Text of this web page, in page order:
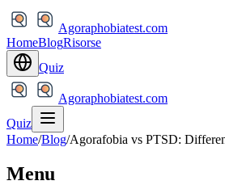
Agoraphobiatest.com
HomeBlogRisorse
Quiz
Agoraphobiatest.com
Quiz
Home/Blog/Agorafobia vs PTSD:
Menu